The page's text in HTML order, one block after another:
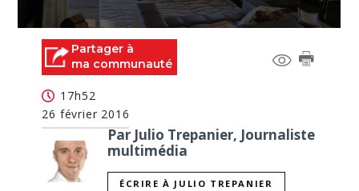
seconds Partager à
ma communauté
17h52
26 février 2016
Par Julio Trepanier, Journaliste
multimédia
ÉCRIRE À JULIO TREPANIER